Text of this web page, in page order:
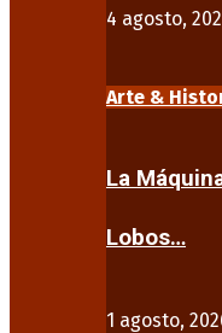
4 agosto,
Arte &
La
Lobos…
1 agosto,